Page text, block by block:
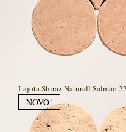
Lajota Shiraz Naturall Salmão
NOVO!